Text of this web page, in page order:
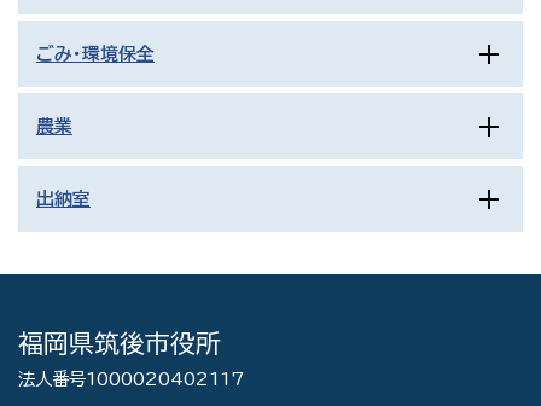
ごみ・環境保全
農業
出納室
福岡県筑後市役所
法人番号1000020402117